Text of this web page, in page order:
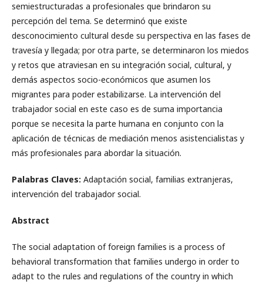
semiestructuradas a profesionales que brindaron su
percepción del tema. Se determinó que existe
desconocimiento cultural desde su perspectiva en las fases de
travesía y llegada; por otra parte, se determinaron los miedos
y retos que atraviesan en su integración social, cultural, y
demás aspectos socio-económicos que asumen los
migrantes para poder estabilizarse. La intervención del
trabajador social en este caso es de suma importancia
porque se necesita la parte humana en conjunto con la
aplicación de técnicas de mediación menos asistencialistas y
más profesionales para abordar la situación.
Palabras Claves: Adaptación social, familias extranjeras,
intervención del trabajador social.
Abstract
The social adaptation of foreign families is a process of
behavioral transformation that families undergo in order to
adapt to the rules and regulations of the country in which